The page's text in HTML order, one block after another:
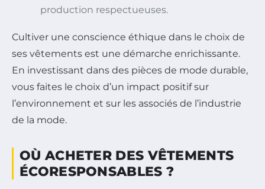
production respectueuses.
Cultiver une conscience éthique dans le choix de
ses vêtements est une démarche enrichissante.
En investissant dans des pièces de mode durable,
vous faites le choix d’un impact positif sur
l’environnement et sur les associés de l’industrie
de la mode.
OÙ ACHETER DES VÊTEMENTS
ÉCORESPONSABLES ?